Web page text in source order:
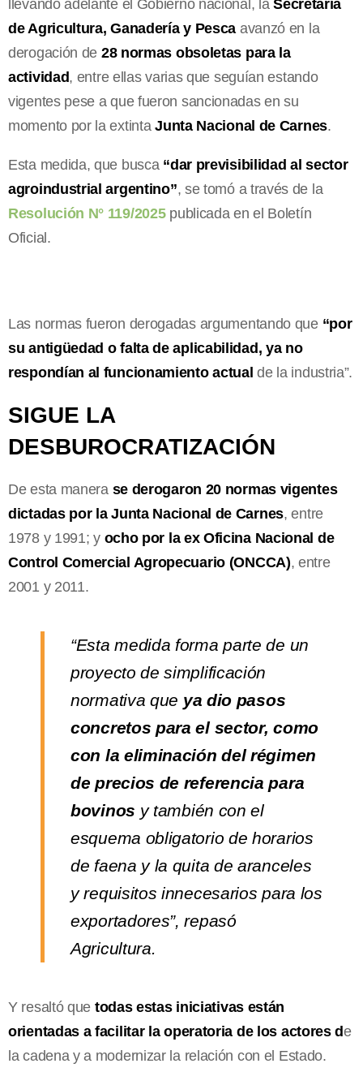
llevando adelante el Gobierno nacional, laSecretaría
de Agricultura, Ganadería y Pesca avanzó en la
derogación de 28 normas obsoletas para la
actividad, entre ellas varias que seguían estando
vigentes pese a que fueron sancionadas en su
momento por la extintaJunta Nacional de Carnes.
Esta medida, que busca “dar previsibilidad al sector
agroindustrial argentino”, se tomó a través de la
Resolución N° 119/2025publicada en el Boletín
Oficial.
Las normas fueron derogadas argumentando que “por
su antigüedad o falta de aplicabilidad, ya no
respondían al funcionamiento actual de la industria”.
SIGUE LA
DESBUROCRATIZACIÓN
De esta manera se derogaron 20 normas vigentes
dictadas por la Junta Nacional de Carnes, entre
1978 y 1991; y ocho por la ex Oficina Nacional de
Control Comercial Agropecuario (ONCCA), entre
2001 y 2011.
“Esta medida forma parte de un
proyecto de simplificación
normativa que ya dio pasos
concretos para el sector, como
con la eliminación del régimen
de precios de referencia para
bovinos y también con el
esquema obligatorio de horarios
de faena y la quita de aranceles
y requisitos innecesarios para los
exportadores”, repasó
Agricultura.
Y resaltó que todas estas iniciativas están
orientadas a facilitar la operatoria de los actores de
la cadena y a modernizar la relación con el Estado.